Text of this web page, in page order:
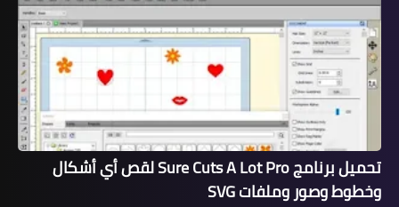
تحميل برنامج Sure Cuts A Lot Pro لقص أي أشكال
وخطوط وصور وملفات SVG